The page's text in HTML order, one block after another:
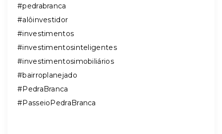
#pedrabranca
#alôinvestidor
#investimentos
#investimentosinteligentes
#investimentosimobiliários
#bairroplanejado
#PedraBranca
#PasseioPedraBranca